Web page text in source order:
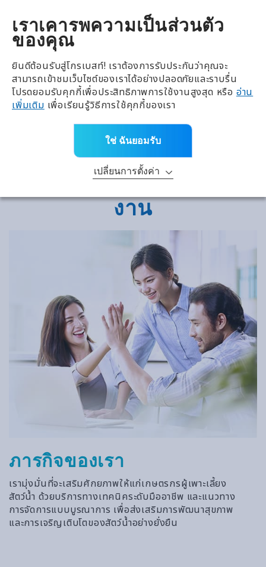
เราเคารพความเป็นส่วนตัว
ของคุณ
ยินดีต้อนรับสู่โกรเบสท์! เราต้องการรับประกันว่าคุณจะ
สามารถเข้าชมเว็บไซต์ของเราได้อย่างปลอดภัยและราบรื่น
โปรดยอมรับคุกกี้เพื่อประสิทธิภาพการใช้งานสูงสุด หรืออ่าน
เพิ่มเติมเพื่อเรียนรู้วิธีการใช้คุกกี้ของเรา
ใช่ ฉันยอมรับ
เปลี่ยนการตั้งค่า
全興國際水產股份有限公
งาน
ภารกิจของเรา
เรามุ่งมั่นที่จะเสริมศักยภาพให้แก่เกษตรกรผู้เพาะเลี้ยง
สัตว์น้ำ ด้วยบริการทางเทคนิคระดับมืออาชีพ และแนวทาง
การจัดการแบบบูรณาการ เพื่อส่งเสริมการพัฒนาสุขภาพ
และการเจริญเติบโตของสัตว์น้ำอย่างยั่งยืน